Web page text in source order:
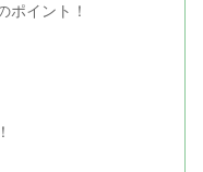
ポイント！